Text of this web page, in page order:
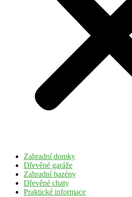
Zahradní domky
Dřevěné garáže
Zahradní bazény
Dřevěné chaty
Praktické informace